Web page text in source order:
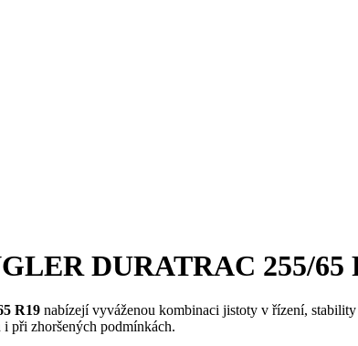
DURATRAC 255/65
R19 nabízejí vyváženou kombinaci jistoty v řízení,
při zhoršených podmínkách.